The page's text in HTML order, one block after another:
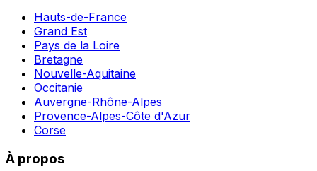
Hauts-de-France
Grand Est
Pays de la Loire
Bretagne
Nouvelle-Aquitaine
Occitanie
Auvergne-Rhône-Alpes
Provence-Alpes-Côte d'Azur
Corse
À propos